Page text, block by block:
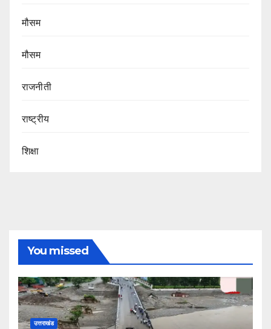
मौसम
मौसम
राजनीती
राष्ट्रीय
शिक्षा
You missed
उत्तराखंड